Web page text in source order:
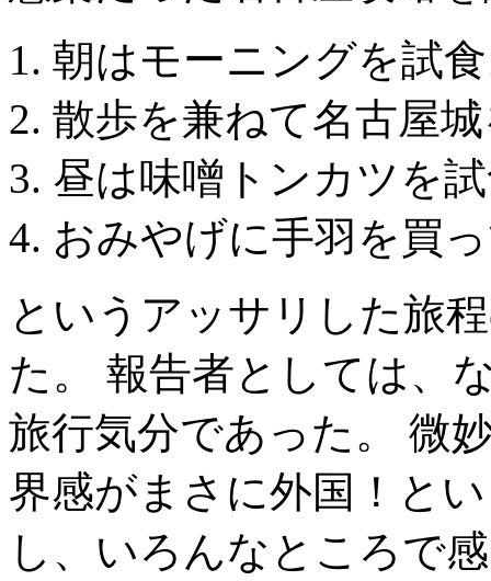
朝はモーニングを試
散歩を兼ねて名古屋
昼は味噌トンカツを
おみやげに手羽を買
というアッサリした旅
た。 報告者としては、
旅行気分であった。 微
界感がまさに外国！と
し、いろんなところで